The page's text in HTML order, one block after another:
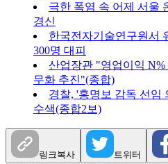
극한 폭염 속 어제 서울
경신
한국전자기술연구원서
300명 대피
산업장관 "영업이익
무화 추진"(종합)
경찰, '홍명보 감독 선임
수색(종합2보)
링크복사 트위터